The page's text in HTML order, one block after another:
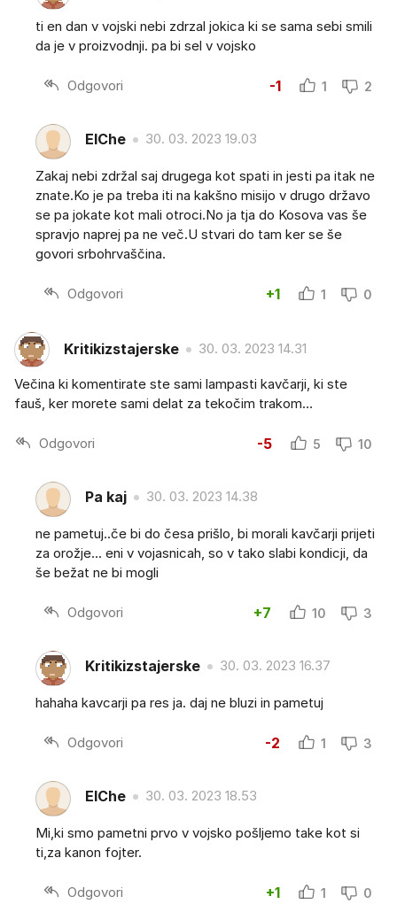
ti en dan v vojski nebi zdrzal jokica ki se sama sebi smili
da je v proizvodnji. pa bi sel v vojsko
Odgovori -1 1 2
ElChe 30. 03. 2023 19.03
Zakaj nebi zdržal saj drugega kot spati in jesti pa itak ne
znate.Ko je pa treba iti na kakšno misijo v drugo državo
se pa jokate kot mali otroci.No ja tja do Kosova vas še
spravjo naprej pa ne več.U stvari do tam ker se še
govori srbohrvaščina.
Odgovori +1 1 0
Kritikizstajerske 30. 03. 2023 14.31
Večina ki komentirate ste sami lampasti kavčarji, ki ste
fauš, ker morete sami delat za tekočim trakom…
Odgovori -5 5 10
Pa kaj 30. 03. 2023 14.38
ne pametuj..če bi do česa prišlo, bi morali kavčarji prijeti
za orožje... eni v vojasnicah, so v tako slabi kondicji, da
še bežat ne bi mogli
Odgovori +7 10 3
Kritikizstajerske 30. 03. 2023 16.37
hahaha kavcarji pa res ja. daj ne bluzi in pametuj
Odgovori -2 1 3
ElChe 30. 03. 2023 18.53
Mi,ki smo pametni prvo v vojsko pošljemo take kot si
ti,za kanon fojter.
Odgovori +1 1 0